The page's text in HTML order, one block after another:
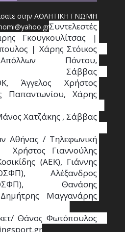
στην ΑΘΛΗΤΙΚΗ ΓΝΩΜΗ
Συντελεστές
Γκουγκουλίτσας |
| Χάρης Στόικος
Πόντου,
Σάββας
Άγγελος Χρήστος
Παπαντωνίου, Χάρης
Χατζάκης , Σάββας
Αθήνας / Τηλεφωνική
Χρήστος Γιαννούλης
(ΑΕΚ), Γιάννης
Αλέξανδρος
Θανάσης
Μαγγανάρης
Θάνος Φωτόπουλος